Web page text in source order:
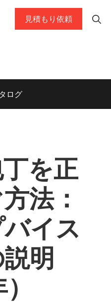
見積もり依頼
ログ
を正
法：
イス
明